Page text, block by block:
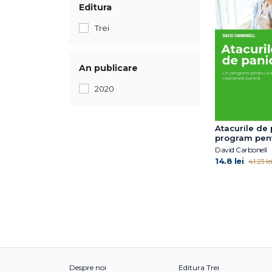
Editura
Trei
An publicare
2020
Atacurile de
program
capcanele
David Carbonell
14.8 lei 41.23 lei
Despre noi Editura Trei